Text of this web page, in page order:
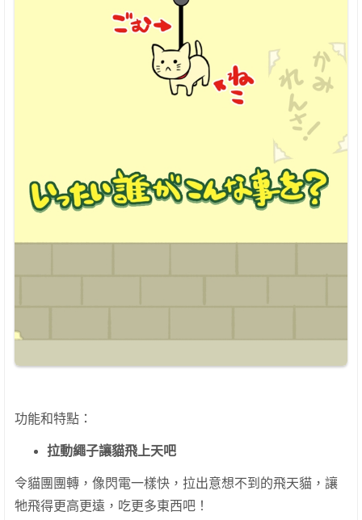
功能和特點：
拉動繩子讓貓飛上天吧
令貓團團轉，像閃電一樣快，拉出意想不到的飛天貓，讓
牠飛得更高更遠，吃更多東西吧！